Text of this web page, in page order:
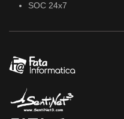
SOC 24x7